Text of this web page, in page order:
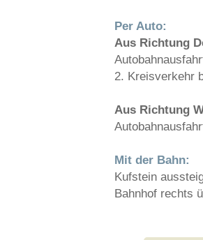
Per Auto:
Aus Richtung
2. Kreisverkehr
Aus Richtung
Mit der Bahn:
Kufstein
Bahnhof rechts